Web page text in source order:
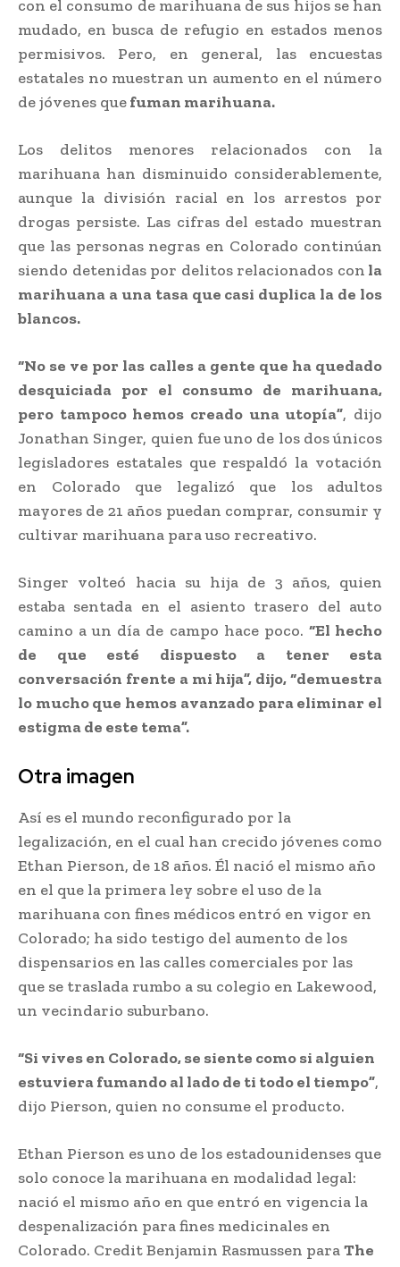
con el consumo de marihuana de sus hijos se han
mudado, en busca de refugio en estados menos
permisivos. Pero, en general, las encuestas
estatales no muestran un aumento en el número
de jóvenes quefuman marihuana.
Los delitos menores relacionados con la
marihuana han disminuido considerablemente,
aunque la división racial en los arrestos por
drogas persiste. Las cifras del estado muestran
que las personas negras en Colorado continúan
siendo detenidas por delitos relacionados con la
marihuana a una tasa que casi duplica la de los
blancos.
“No se ve por las calles a gente que ha quedado
desquiciada por el consumo de marihuana,
pero tampoco hemos creado una utopía”, dijo
Jonathan Singer, quien fue uno de los dos únicos
legisladores estatales que respaldó la votación
en Colorado que legalizó que los adultos
mayores de 21 años puedan comprar, consumir y
cultivar marihuana para uso recreativo.
Singer volteó hacia su hija de 3 años, quien
estaba sentada en el asiento trasero del auto
camino a un día de campo hace poco. “El hecho
de que esté dispuesto a tener esta
conversación frente a mi hija”, dijo, “demuestra
lo mucho que hemos avanzado para eliminar el
estigma de este tema”.
Otra imagen
Así es el mundo reconfigurado por la
legalización, en el cual han crecido jóvenes como
Ethan Pierson, de 18 años. Él nació el mismo año
en el que la primera ley sobre el uso de la
marihuana con fines médicos entró en vigor en
Colorado; ha sido testigo del aumento de los
dispensarios en las calles comerciales por las
que se traslada rumbo a su colegio en Lakewood,
un vecindario suburbano.
“Si vives en Colorado, se siente como si alguien
estuviera fumando al lado de ti todo el tiempo”,
dijo Pierson, quien no consume el producto.
Ethan Pierson es uno de los estadounidenses que
solo conoce la marihuana en modalidad legal:
nació el mismo año en que entró en vigencia la
despenalización para fines medicinales en
Colorado. Credit Benjamin Rasmussen paraThe